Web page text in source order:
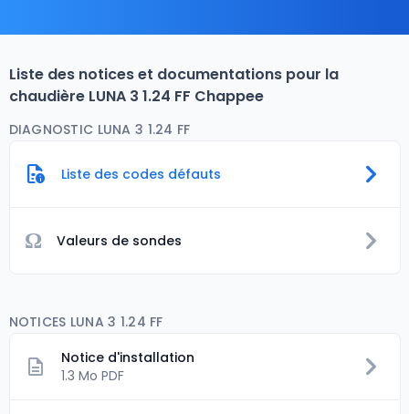
Liste des notices et documentations pour la
chaudière LUNA 3 1.24 FF Chappee
DIAGNOSTIC LUNA 3 1.24 FF
Liste des codes défauts
Ω Valeurs de sondes
NOTICES LUNA 3 1.24 FF
Notice d'installation
1.3 Mo PDF